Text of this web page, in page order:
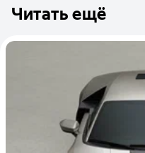
Читать ещё